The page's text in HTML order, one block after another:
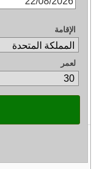
الإقامة
لعمر